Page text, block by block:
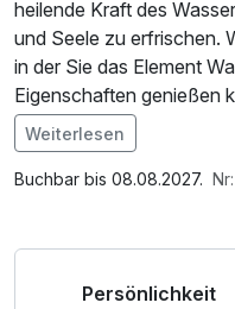
heilende Kraft des
und Seele zu erfrischen.
in der Sie das Element
Eigenschaften genießen
Diamanten strahlt es im
zauberhafte Atmosphäre.
Panorama auf die
Weiterlesen
Buchbar bis 08.08.2027.
Persönlichkeit